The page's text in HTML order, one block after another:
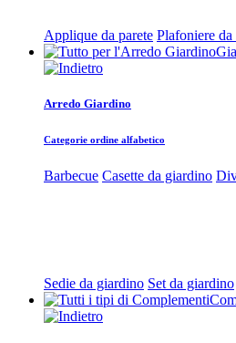
Applique da parete Plafoniere
Arredo Giardino
Categorie ordine alfabetico
Barbecue Casette da giardino
Sedie da giardino Set da giardino